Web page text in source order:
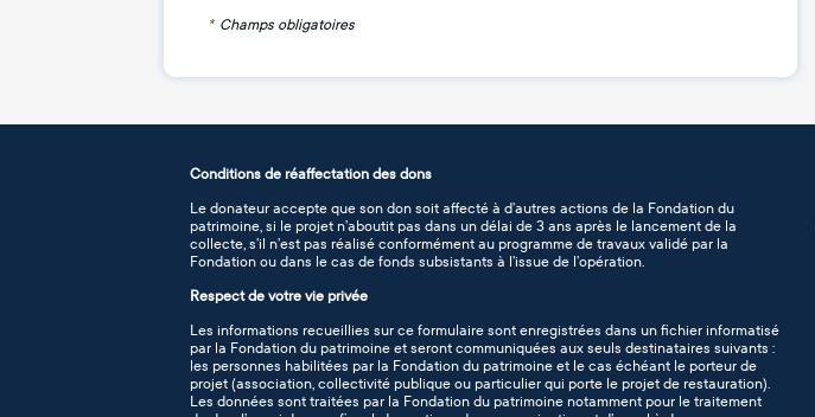
* Champs obligatoires
Conditions de réaffectation des dons
Le donateur accepte que son don soit affecté à d’autres actions de la Fondation du
patrimoine, si le projet n’aboutit pas dans un délai de 3 ans après le lancement de la
collecte, s’il n’est pas réalisé conformément au programme de travaux validé par la
Fondation ou dans le cas de fonds subsistants à l’issue de l’opération.
Respect de votre vie privée
Les informations recueillies sur ce formulaire sont enregistrées dans un fichier informatisé
par la Fondation du patrimoine et seront communiquées aux seuls destinataires suivants :
les personnes habilitées par la Fondation du patrimoine et le cas échéant le porteur de
projet (association, collectivité publique ou particulier qui porte le projet de restauration).
Les données sont traitées par la Fondation du patrimoine notamment pour le traitement